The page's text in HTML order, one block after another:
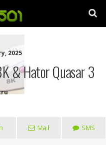
2025
& Hator Quasar 3
Mail SMS